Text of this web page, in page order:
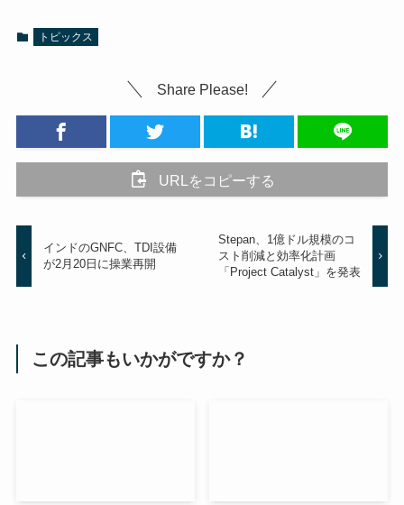
トピックス
Share Please!
URLをコピーする
インドのGNFC、TDI設備
が2月20日に操業再開
Stepan、1億ドル規模のコ
スト削減と効率化計画
「Project Catalyst」を発表
この記事もいかがですか？